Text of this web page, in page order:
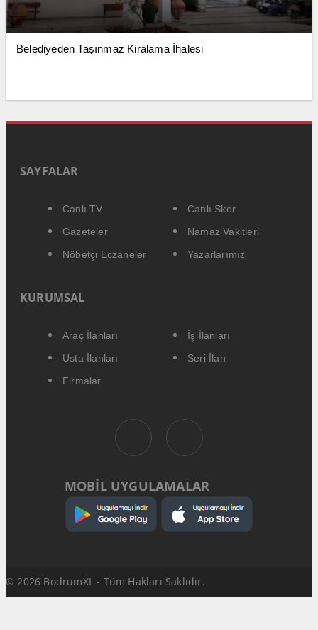
Belediyeden Taşınmaz Kiralama İhalesi
SAYFALAR
Canlı TV
Canlı Skor
Gazeteler
Namaz Vakitleri
Nöbetçi Eczaneler
Yazarlarımız
KURUMSAL
Araç İlanları
İş İlanları
Usta İlanları
Seri İlan
Firmalar
MOBİL UYGULAMALAR
© 2026 BodrumXL - Tüm Hakları Saklıdır.